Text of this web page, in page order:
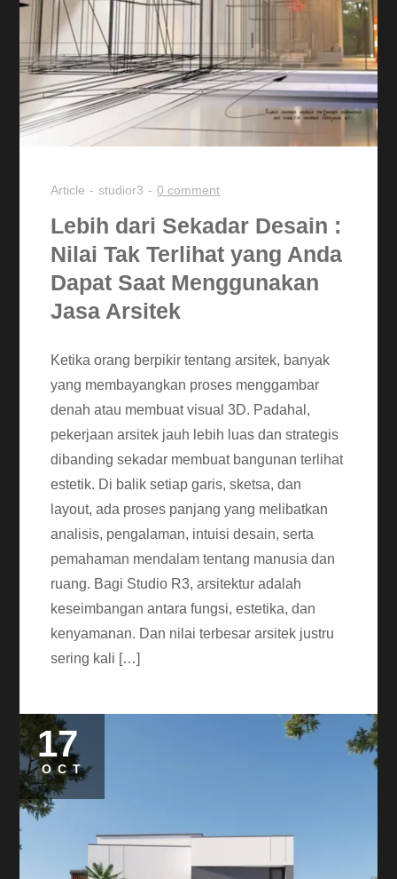
Article studior3 0 comment
Lebih dari Sekadar Desain :
Nilai Tak Terlihat yang Anda
Dapat Saat Menggunakan
Jasa Arsitek
Ketika orang berpikir tentang arsitek, banyak
yang membayangkan proses menggambar
denah atau membuat visual 3D. Padahal,
pekerjaan arsitek jauh lebih luas dan strategis
dibanding sekadar membuat bangunan terlihat
estetik. Di balik setiap garis, sketsa, dan
layout, ada proses panjang yang melibatkan
analisis, pengalaman, intuisi desain, serta
pemahaman mendalam tentang manusia dan
ruang. Bagi Studio R3, arsitektur adalah
keseimbangan antara fungsi, estetika, dan
kenyamanan. Dan nilai terbesar arsitek justru
sering kali […]
17
OCT